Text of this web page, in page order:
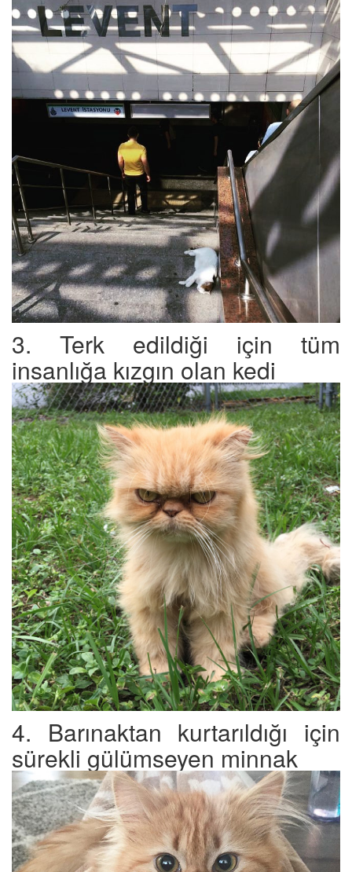
3. Terk edildiği için tüm
insanlığa kızgın olan kedi
4. Barınaktan kurtarıldığı için
sürekli gülümseyen minnak